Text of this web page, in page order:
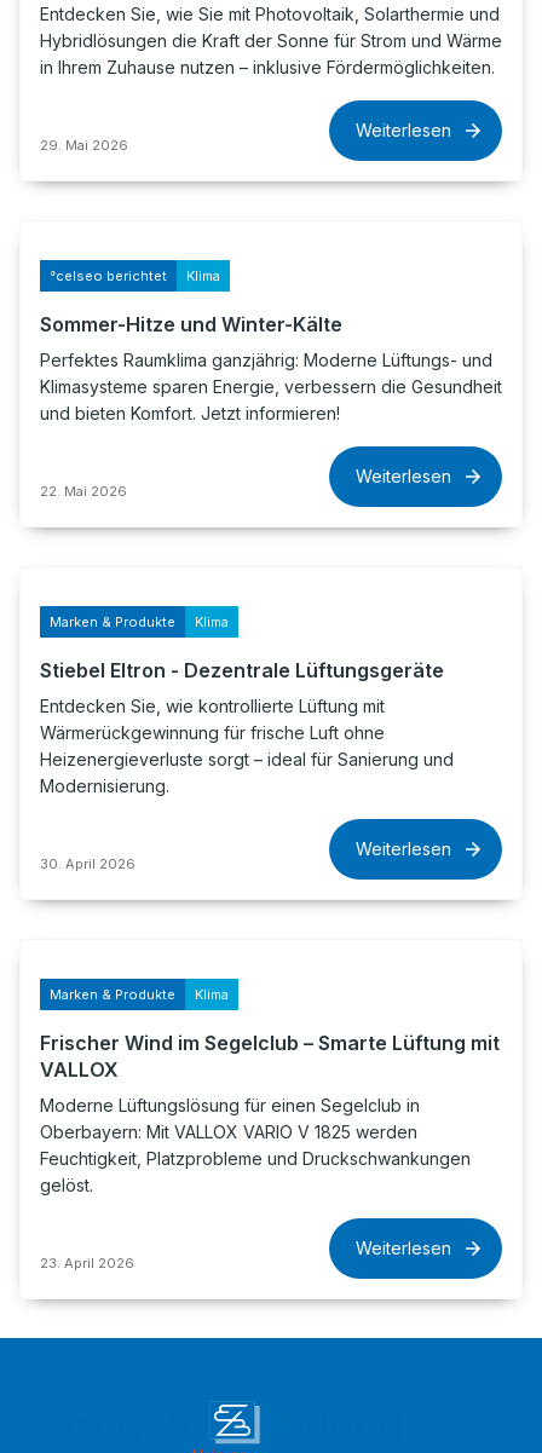
Entdecken Sie, wie Sie mit Photovoltaik, Solarthermie und
Hybridlösungen die Kraft der Sonne für Strom und Wärme
in Ihrem Zuhause nutzen – inklusive Fördermöglichkeiten.
29. Mai 2026
Weiterlesen
°celseo berichtet Klima
Sommer-Hitze und Winter-Kälte
Perfektes Raumklima ganzjährig: Moderne Lüftungs- und
Klimasysteme sparen Energie, verbessern die Gesundheit
und bieten Komfort. Jetzt informieren!
22. Mai 2026
Weiterlesen
Marken & Produkte Klima
Stiebel Eltron - Dezentrale Lüftungsgeräte
Entdecken Sie, wie kontrollierte Lüftung mit
Wärmerückgewinnung für frische Luft ohne
Heizenergieverluste sorgt – ideal für Sanierung und
Modernisierung.
30. April 2026
Weiterlesen
Marken & Produkte Klima
Frischer Wind im Segelclub – Smarte Lüftung mit
VALLOX
Moderne Lüftungslösung für einen Segelclub in
Oberbayern: Mit VALLOX VARIO V 1825 werden
Feuchtigkeit, Platzprobleme und Druckschwankungen
gelöst.
23. April 2026
Weiterlesen